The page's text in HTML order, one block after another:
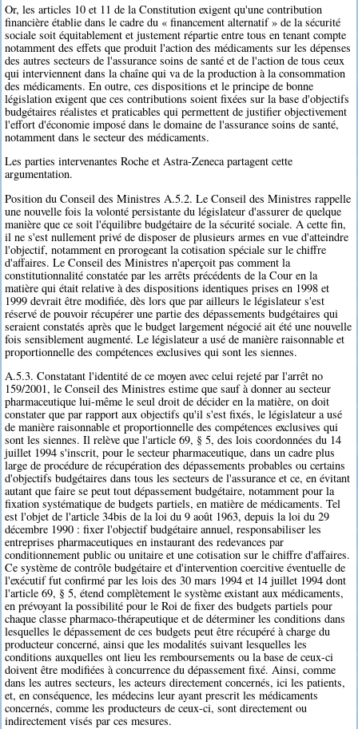
Or, les articles 10 et 11 de la Constitution exigent qu'une contribution
financière établie dans le cadre du « financement alternatif » de la sécurité
sociale soit équitablement et justement répartie entre tous en tenant compte
notamment des effets que produit l'action des médicaments sur les dépenses
des autres secteurs de l'assurance soins de santé et de l'action de tous ceux
qui interviennent dans la chaîne qui va de la production à la consommation
des médicaments. En outre, ces dispositions et le principe de bonne
législation exigent que ces contributions soient fixées sur la base d'objectifs
budgétaires réalistes et praticables qui permettent de justifier objectivement
l'effort d'économie imposé dans le domaine de l'assurance soins de santé,
notamment dans le secteur des médicaments.
Les parties intervenantes Roche et Astra-Zeneca partagent cette
argumentation.
Position du Conseil des Ministres A.5.2. Le Conseil des Ministres rappelle
une nouvelle fois la volonté persistante du législateur d'assurer de quelque
manière que ce soit l'équilibre budgétaire de la sécurité sociale. A cette fin,
il ne s'est nullement privé de disposer de plusieurs armes en vue d'atteindre
l'objectif, notamment en prorogeant la cotisation spéciale sur le chiffre
d'affaires. Le Conseil des Ministres n'aperçoit pas comment la
constitutionnalité constatée par les arrêts précédents de la Cour en la
matière qui était relative à des dispositions identiques prises en 1998 et
1999 devrait être modifiée, dès lors que par ailleurs le législateur s'est
réservé de pouvoir récupérer une partie des dépassements budgétaires qui
seraient constatés après que le budget largement négocié ait été une nouvelle
fois sensiblement augmenté. Le législateur a usé de manière raisonnable et
proportionnelle des compétences exclusives qui sont les siennes.
A.5.3. Constatant l'identité de ce moyen avec celui rejeté par l'arrêt no
159/2001, le Conseil des Ministres estime que sauf à donner au secteur
pharmaceutique lui-même le seul droit de décider en la matière, on doit
constater que par rapport aux objectifs qu'il s'est fixés, le législateur a usé
de manière raisonnable et proportionnelle des compétences exclusives qui
sont les siennes. Il relève que l'article 69, § 5, des lois coordonnées du 14
juillet 1994 s'inscrit, pour le secteur pharmaceutique, dans un cadre plus
large de procédure de récupération des dépassements probables ou certains
d'objectifs budgétaires dans tous les secteurs de l'assurance et ce, en évitant
autant que faire se peut tout dépassement budgétaire, notamment pour la
fixation systématique de budgets partiels, en matière de médicaments. Tel
est l'objet de l'article 34bis de la loi du 9 août 1963, depuis la loi du 29
décembre 1990 : fixer l'objectif budgétaire annuel, responsabiliser les
entreprises pharmaceutiques en instaurant des redevances par
conditionnement public ou unitaire et une cotisation sur le chiffre d'affaires.
Ce système de contrôle budgétaire et d'intervention coercitive éventuelle de
l'exécutif fut confirmé par les lois des 30 mars 1994 et 14 juillet 1994 dont
l'article 69, § 5, étend complètement le système existant aux médicaments,
en prévoyant la possibilité pour le Roi de fixer des budgets partiels pour
chaque classe pharmaco-thérapeutique et de déterminer les conditions dans
lesquelles le dépassement de ces budgets peut être récupéré à charge du
producteur concerné, ainsi que les modalités suivant lesquelles les
conditions auxquelles ont lieu les remboursements ou la base de ceux-ci
doivent être modifiées à concurrence du dépassement fixé. Ainsi, comme
dans les autres secteurs, les acteurs directement concernés, ici les patients,
et, en conséquence, les médecins leur ayant prescrit les médicaments
concernés, comme les producteurs de ceux-ci, sont directement ou
indirectement visés par ces mesures.